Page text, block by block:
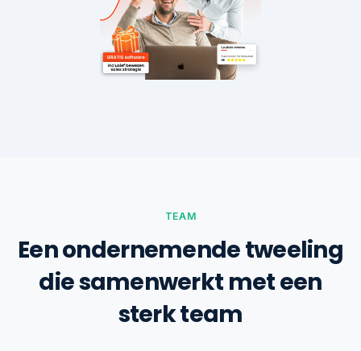
TEAM
Een ondernemende tweeling
die samenwerkt met een
sterk team